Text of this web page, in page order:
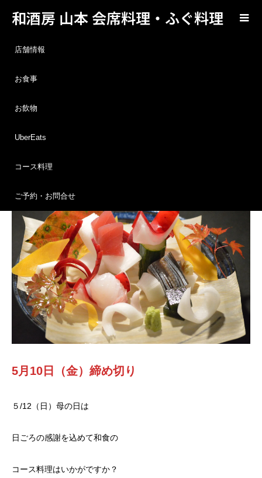
和酒房 山本 会席料理・ふぐ料理
店舗情報
お食事
お飲物
UberEats
コース料理
ご予約・お問合せ
ブログ
ース料理 季節の和会席はいかがですか？
5月10日（金）締め切り
５/12（日）母の日は
日ごろの感謝を込めて和食の
コース料理はいかがですか？